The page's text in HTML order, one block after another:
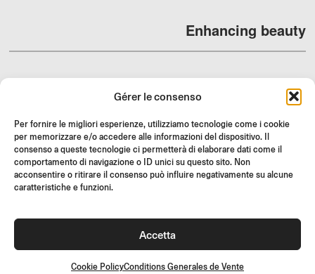
Gérer le consenso
Per fornire le migliori esperienze, utilizziamo tecnologie come i cookie
per memorizzare e/o accedere alle informazioni del dispositivo. Il
consenso a queste tecnologie ci permetterà di elaborare dati come il
comportamento di navigazione o ID unici su questo sito. Non
acconsentire o ritirare il consenso può influire negativamente su alcune
caratteristiche e funzioni.
Accetta
Cookie PolicyConditions Generales de Vente
Enhancing beauty
SUPPORT ET FAQ
RETOURS
INSTRUCTIONS DE MONTAGE
GIFT CARD
Rejoignez la communauté Rizoma et accédez à des contenus
exclusifs et des offres spéciales !